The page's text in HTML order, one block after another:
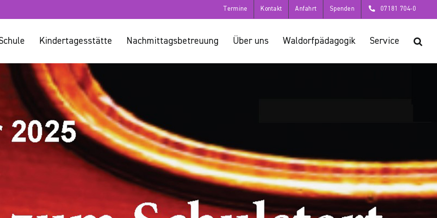
Termine Kontakt Anfahrt Spenden 07181 704-0
Kindertagesstätte Nachmittagsbetreuung Über uns Waldorfpädagogik Service